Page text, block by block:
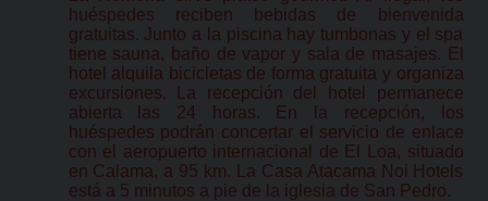
huéspedes reciben bebidas de bienvenida
gratuitas. Junto a la piscina hay tumbonas y el spa
tiene sauna, baño de vapor y sala de masajes. El
hotel alquila bicicletas de forma gratuita y organiza
excursiones. La recepción del hotel permanece
abierta las 24 horas. En la recepción, los
huéspedes podrán concertar el servicio de enlace
con el aeropuerto internacional de El Loa, situado
en Calama, a 95 km. La Casa Atacama Noi Hotels
está a 5 minutos a pie de la iglesia de San Pedro.